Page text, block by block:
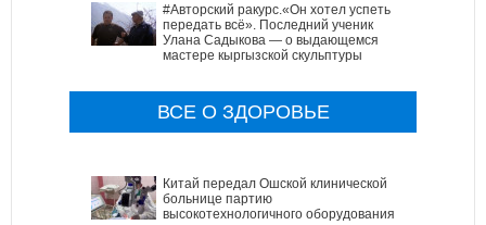
#Авторский ракурс.«Он хотел успеть
передать всё». Последний ученик
Улана Садыкова — о выдающемся
мастере кыргызской скульптуры
ВСЕ О ЗДОРОВЬЕ
Китай передал Ошской клинической
больнице партию
высокотехнологичного оборудования